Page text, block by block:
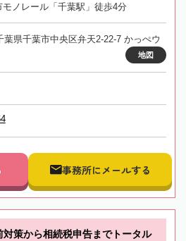
ノレール「千葉駅」徒歩4分
葉県千葉市中央区弁天2-22-7 かっぺウ
地図
事務所にメールする
対策から相続税申告までトータル